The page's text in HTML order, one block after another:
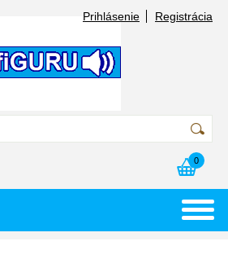
Prihlásenie Registrácia
0